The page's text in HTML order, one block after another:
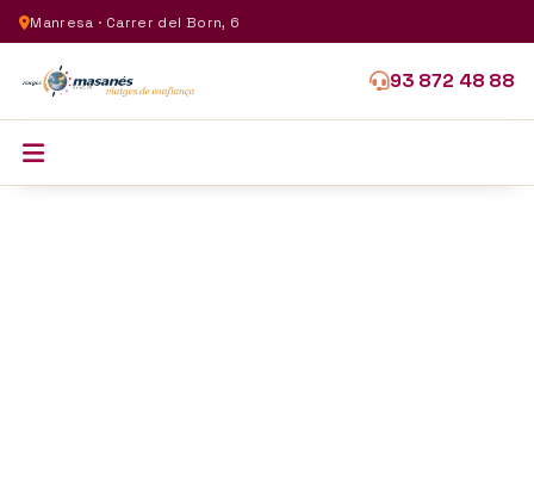
Manresa · Carrer del Born, 6
93 872 48 88